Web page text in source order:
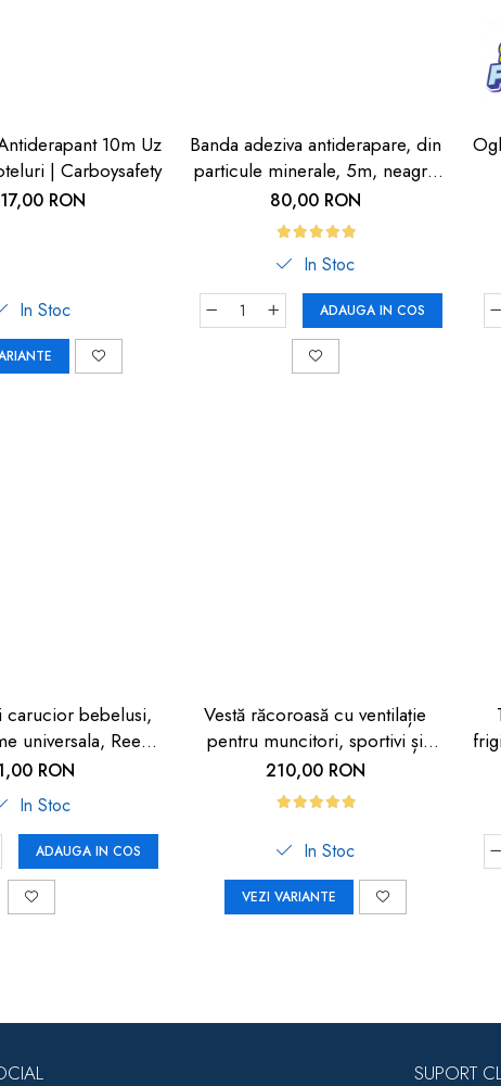
10m Uz
| Carboysafety
RON
In Stoc
Banda adeziva antiderapare, din
particule minerale, 5m, neagra
cu dunga fosforescenta
80,00 RON
In Stoc
ADAUGA IN COS
carucior bebelusi,
universala, Reer
BiteSafe
RON
In Stoc
ADAUGA IN COS
Vestă răcoroasă cu ventilație
pentru muncitori, sportivi și
HORECA
210,00 RON
In Stoc
VEZI VARIANTE
SUPORT